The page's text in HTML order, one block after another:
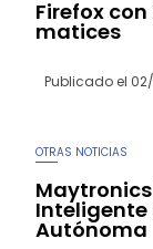
Firefox
matices
Publicado el
OTRAS NOTICIAS
Inteligente
Autónoma